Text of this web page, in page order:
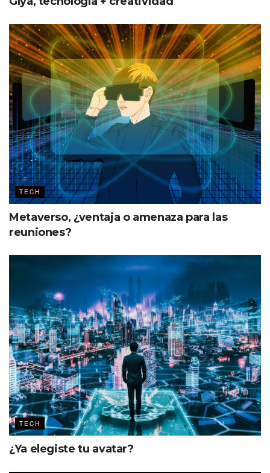
TECH
Metaverso, ¿ventaja o amenaza para las
reuniones?
TECH
¿Ya elegiste tu avatar?